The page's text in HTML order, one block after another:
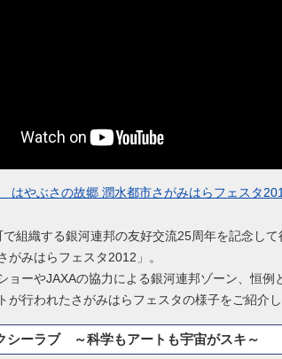
やぶさの故郷 潤水都市さがみはらフェスタ
組織する銀河連邦の友好交流25周年を記念して
みはらフェスタ2012」。
ョーやJAXAの協力による銀河連邦ゾーン、恒例
が行われたさがみはらフェスタの様子をご紹介し
ーラブ ～科学もアートも宇宙がスキ～